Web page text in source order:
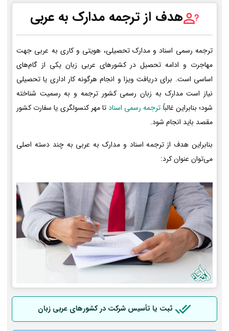
هدف از ترجمه مدارک به عربی
ترجمه رسمی اسناد و مدارک تحصیلی، هویتی و کاری به عربی جهت
مهاجرت و ادامه تحصیل در کشورهای عربی زبان یکی از گام‌های
اساسی است. برای دریافت ویزا و انجام هرگونه کار اداری یا تحصیلی
نیاز است مدارک به زبان رسمی کشور ترجمه و به رسمیت شناخته
شود؛ بنابراین غالباً ترجمه رسمی اسنادتا مهر کنسولگری یا سفارت کشور
مقصد باید انجام شود.
بنابراین هدف از ترجمه اسناد و مدارک به عربی به چند دسته اصلی
می‌توان عنوان کرد:
ثبت یا تأسیس شرکت در کشورهای عربی زبان